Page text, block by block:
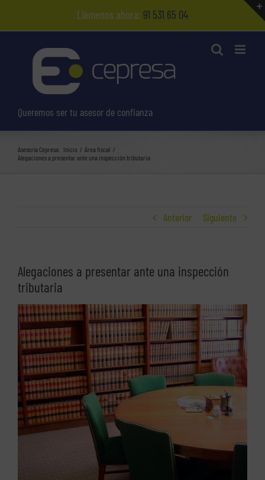
contenido
Llámenos ahora: 91 531 65 04
Queremos ser tu asesor de confianza
Asesoría Cepresa: Inicio
Área fiscal
Alegaciones a presentar ante una inspección tributaria
Anterior Siguiente
Alegaciones a presentar ante una inspección
tributaria
Ver
imagen
más
grande